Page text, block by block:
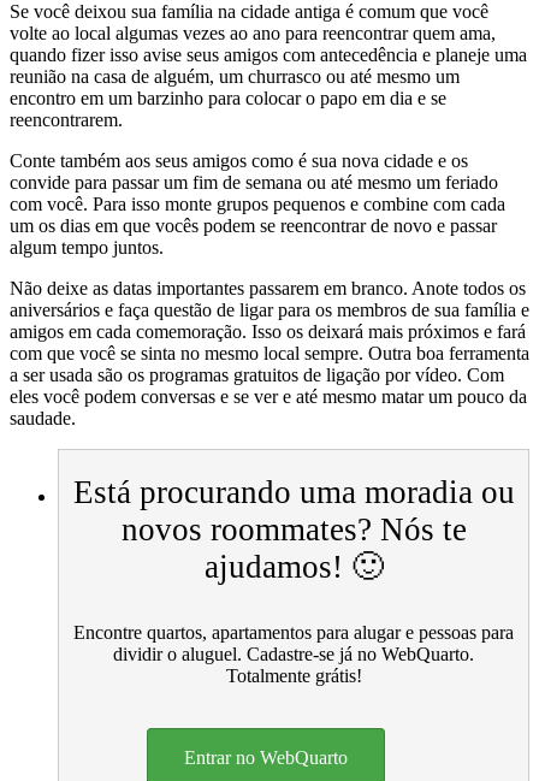
Se você deixou sua família na cidade antiga é comum que você
volte ao local algumas vezes ao ano para reencontrar quem ama,
quando fizer isso avise seus amigos com antecedência e planeje uma
reunião na casa de alguém, um churrasco ou até mesmo um
encontro em um barzinho para colocar o papo em dia e se
reencontrarem.
Conte também aos seus amigos como é sua nova cidade e os
convide para passar um fim de semana ou até mesmo um feriado
com você. Para isso monte grupos pequenos e combine com cada
um os dias em que vocês podem se reencontrar de novo e passar
algum tempo juntos.
Não deixe as datas importantes passarem em branco. Anote todos os
aniversários e faça questão de ligar para os membros de sua família e
amigos em cada comemoração. Isso os deixará mais próximos e fará
com que você se sinta no mesmo local sempre. Outra boa ferramenta
a ser usada são os programas gratuitos de ligação por vídeo. Com
eles você podem conversas e se ver e até mesmo matar um pouco da
saudade.
Está procurando uma moradia ou
novos roommates? Nós te
ajudamos! 🙂
Encontre quartos, apartamentos para alugar e pessoas para
dividir o aluguel. Cadastre-se já no WebQuarto.
Totalmente grátis!
Entrar no WebQuarto